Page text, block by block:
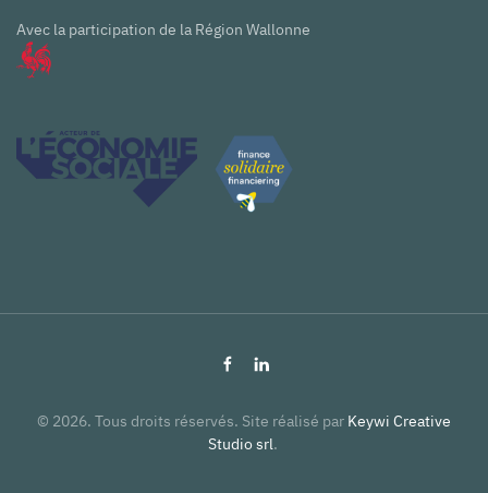
Avec la participation de la Région Wallonne
© 2026. Tous droits réservés. Site réalisé par Keywi Creative
Studio srl.